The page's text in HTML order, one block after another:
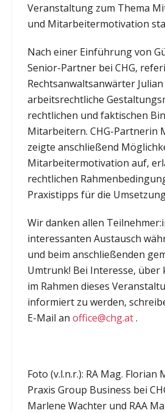
Veranstaltung zum Thema
und Mitarbeitermotivation
Nach einer Einführung von
Senior-Partner bei CHG,
Rechtsanwaltsanwärter
arbeitsrechtliche
rechtlichen und faktischen
Mitarbeitern. CHG-Partnerin
zeigte anschließend
Mitarbeitermotivation auf,
rechtlichen
Praxistipps für die
Wir danken allen
interessanten Austausch
und beim anschließenden
Umtrunk! Bei Interesse,
im Rahmen dieses
informiert zu werden,
E-Mail an office@chg.at.
Foto (v.l.n.r.): RA Mag.
Praxis Group Business bei
Marlene Wachter und RAA